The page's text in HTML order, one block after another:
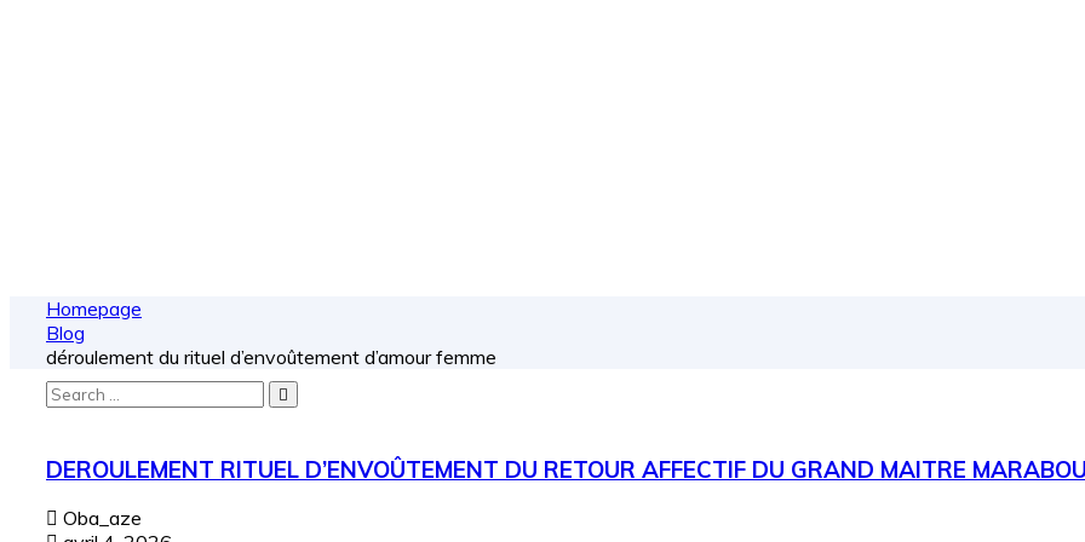
Homepage
Blog
déroulement du rituel d’envoûtement d’amour femme
Search
DEROULEMENT RITUEL D’ENVOÛTEMENT DU RETOUR AFFECTIF DU GRAND MAITRE
Oba_aze